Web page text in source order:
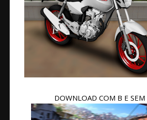
DOWNLOAD COM B E SEM